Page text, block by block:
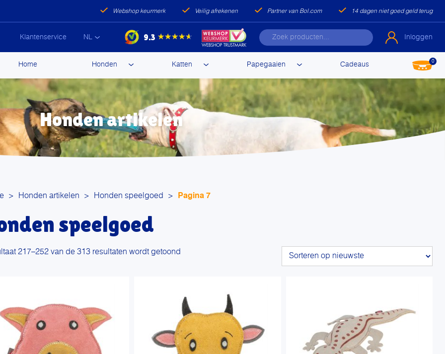
Webshop keurmerk Veilig afrekenen Partner van Bol.com 14 dagen niet goed geld terug
Klantenservice NL 9.3 ★★★★★ Inloggen
Home Honden Katten Papegaaien Cadeaus 0
Honden artikelen
> Honden artikelen > Honden speelgoed > Pagina 7
speelgoed
217–252 van de 313 resultaten wordt getoond